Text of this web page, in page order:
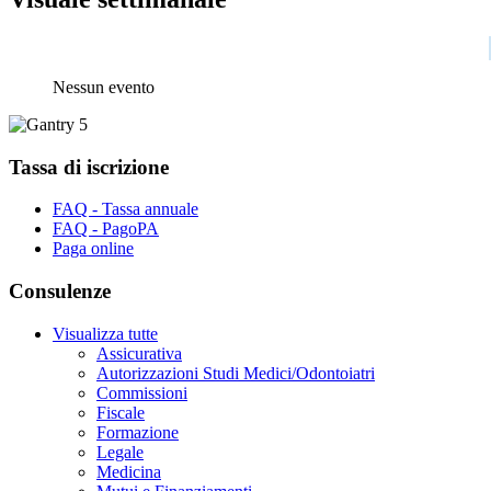
Nessun evento
Tassa di iscrizione
FAQ - Tassa annuale
FAQ - PagoPA
Paga online
Consulenze
Visualizza tutte
Assicurativa
Autorizzazioni Studi Medici/Odontoiatri
Commissioni
Fiscale
Formazione
Legale
Medicina